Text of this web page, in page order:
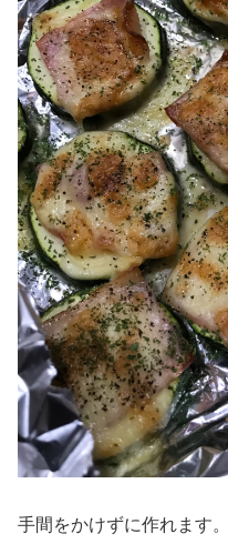
手間をかけずに作れます